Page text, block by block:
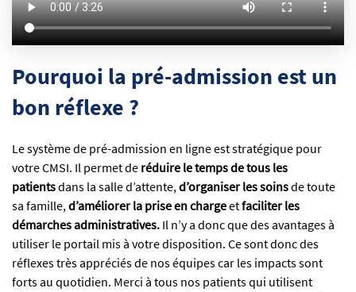
Pourquoi la pré-admission est un
bon réflexe ?
Le système de pré-admission en ligne est stratégique pour
votre CMSI. Il permet de réduire le temps de tous les
patientsdans la salle d’attente,d’organiser les soinsde toute
sa famille,d’améliorer la prise en chargeetfaciliter les
démarches administratives. Il n’y a donc que des avantages à
utiliser le portail mis à votre disposition. Ce sont donc des
réflexes très appréciés de nos équipes car les impacts sont
forts au quotidien. Merci à tous nos patients qui utilisent